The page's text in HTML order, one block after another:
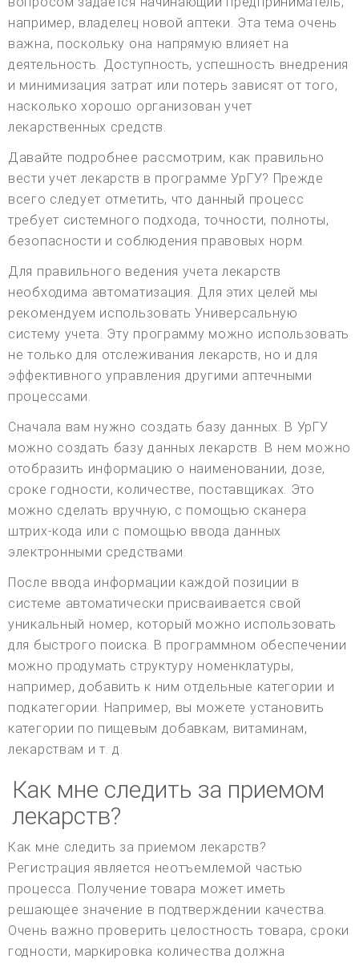
например, владелец новой аптеки. Эта тема очень
важна, поскольку она напрямую влияет на
деятельность. Доступность, успешность внедрения
и минимизация затрат или потерь зависят от того,
насколько хорошо организован учет
лекарственных средств.
Давайте подробнее рассмотрим, как правильно
вести учет лекарств в программе УрГУ? Прежде
всего следует отметить, что данный процесс
требует системного подхода, точности, полноты,
безопасности и соблюдения правовых норм.
Для правильного ведения учета лекарств
необходима автоматизация. Для этих целей мы
рекомендуем использовать Универсальную
систему учета. Эту программу можно использовать
не только для отслеживания лекарств, но и для
эффективного управления другими аптечными
процессами.
Сначала вам нужно создать базу данных. В УрГУ
можно создать базу данных лекарств. В нем можно
отобразить информацию о наименовании, дозе,
сроке годности, количестве, поставщиках. Это
можно сделать вручную, с помощью сканера
штрих-кода или с помощью ввода данных
электронными средствами.
После ввода информации каждой позиции в
системе автоматически присваивается свой
уникальный номер, который можно использовать
для быстрого поиска. В программном обеспечении
можно продумать структуру номенклатуры,
например, добавить к ним отдельные категории и
подкатегории. Например, вы можете установить
категории по пищевым добавкам, витаминам,
лекарствам и т. д.
Как мне следить за приемом
лекарств?
Как мне следить за приемом лекарств?
Регистрация является неотъемлемой частью
процесса. Получение товара может иметь
решающее значение в подтверждении качества.
Очень важно проверить целостность товара, сроки
годности, маркировка количества должна